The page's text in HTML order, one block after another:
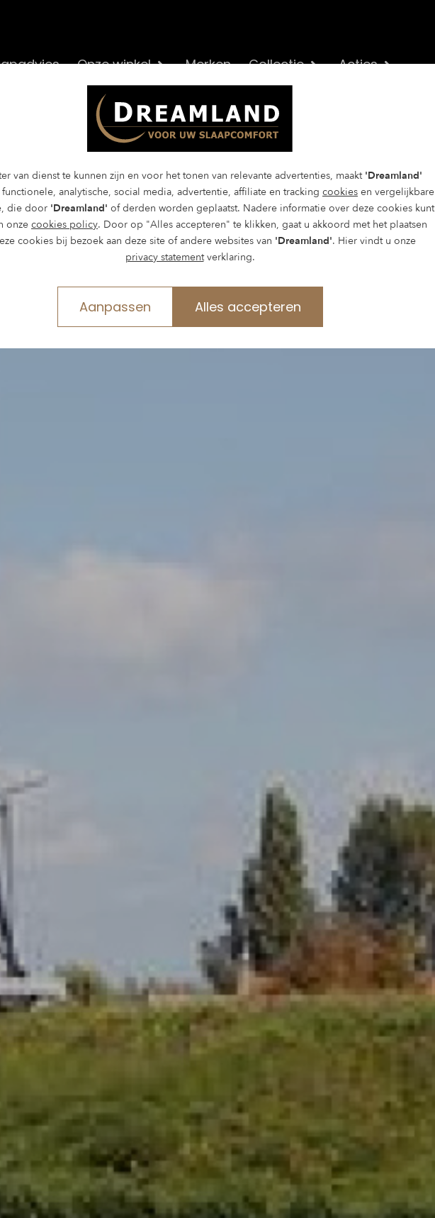
van dienst te kunnen zijn en voor het tonen van relevante advertenties, maakt 'Dreamland'
analytische, social media, advertentie, affiliate en tracking cookies en vergelijkbare
die door 'Dreamland' of derden worden geplaatst. Nadere informatie over deze cookies kunt
onze cookies policy. Door op "Alles accepteren" te klikken, gaat u akkoord met het plaatsen
cookies bij bezoek aan deze site of andere websites van 'Dreamland'. Hier vindt u onze
privacy statementverklaring.
Aanpassen Alles accepteren
Onze winkel Merken Collectie Acties